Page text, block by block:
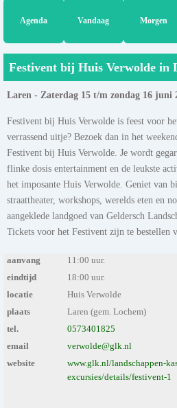
Agenda Vandaag Morgen
Festivent bij Huis Verwolde in
Laren - Zaterdag 15 t/m zondag 16 juni
Festivent bij Huis Verwolde is feest voor
verrassend uitje? Bezoek dan in het
Festivent bij Huis Verwolde. Je wordt
flinke dosis entertainment en de leukste
het imposante Huis Verwolde. Geniet van
straattheater, workshops, werelds eten en
aangeklede landgoed van Geldersch
Tickets voor het Festivent zijn te bestellen
aanvang
11:00 uur.
eindtijd
18:00 uur.
locatie
Huis Verwolde
plaats
Laren (gem. Lochem)
tel.
0573401825
email
verwolde@glk.nl
website
www.glk.nl/landschappen-
excursies/details/festivent-1